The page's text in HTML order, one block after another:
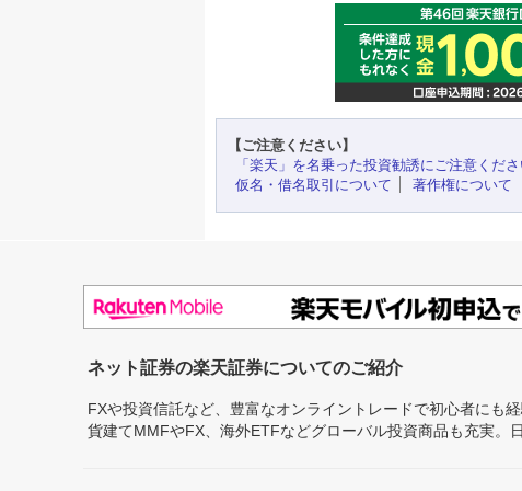
【ご注意ください】
「楽天」を名乗った投資勧誘にご注意くだ
仮名・借名取引について
著作権について
ネット証券の楽天証券についてのご紹介
FXや投資信託など、豊富なオンライントレードで初心者にも
貨建てMMFやFX、海外ETFなどグローバル投資商品も充実。